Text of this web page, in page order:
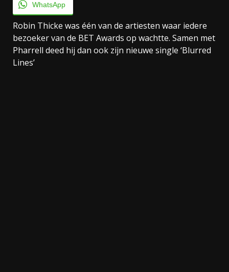
WhatsApp
Robin Thicke was één van de artiesten waar iedere
bezoeker van de BET Awards op wachtte. Samen met
Pharrell deed hij dan ook zijn nieuwe single ‘Blurred
Lines’